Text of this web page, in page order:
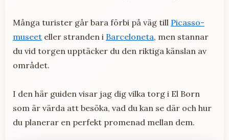
Många turister går bara förbi på väg till Picasso-
museet eller stranden i Barceloneta, men stannar
du vid torgen upptäcker du den riktiga känslan av
området.
I den här guiden visar jag dig vilka torg i El Born
som är värda att besöka, vad du kan se där och hur
du planerar en perfekt promenad mellan dem.